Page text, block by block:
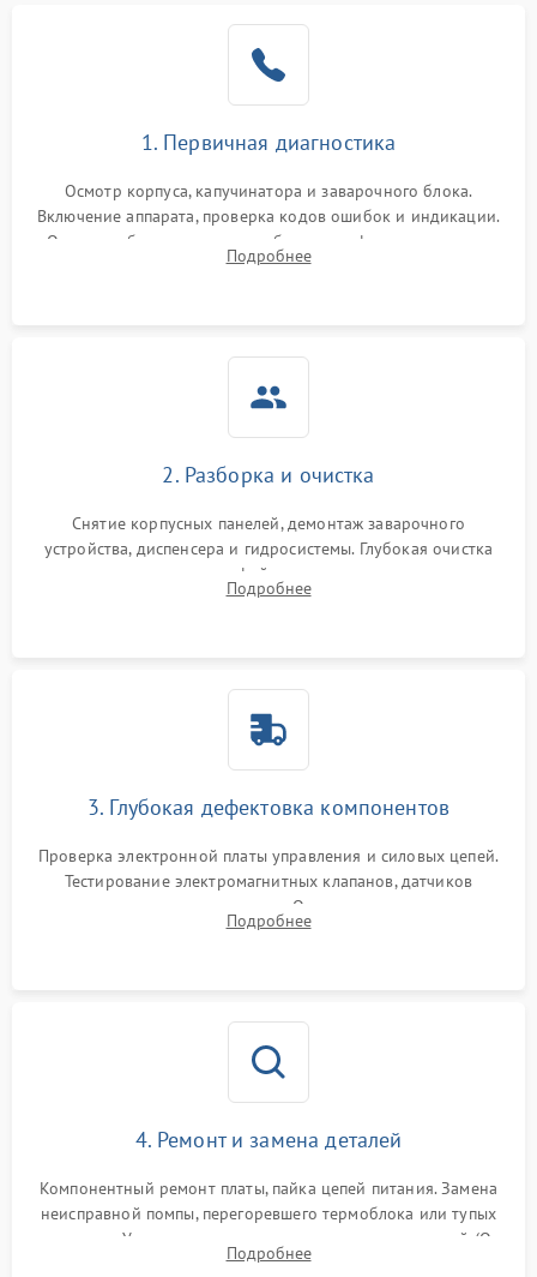
1. Первичная диагностика
Осмотр корпуса, капучинатора и заварочного блока.
Включение аппарата, проверка кодов ошибок и индикации.
Оценка работы помпы, термоблока и кофемолки на слух.
Измерение температуры и давления воды для выявления
Подробнее
2. Разборка и очистка
Снятие корпусных панелей, демонтаж заварочного
устройства, диспенсера и гидросистемы. Глубокая очистка
внутренних узлов от кофейных масел, жмыха и накипи.
Промывка дренажных каналов и фильтров с использованием
Подробнее
3. Глубокая дефектовка компонентов
Проверка электронной платы управления и силовых цепей.
Тестирование электромагнитных клапанов, датчиков
температуры и расходомера. Оценка степени износа
жерновов кофемолки, уплотнительных колец гидросистемы
Подробнее
4. Ремонт и замена деталей
Компонентный ремонт платы, пайка цепей питания. Замена
неисправной помпы, перегоревшего термоблока или тупых
жерновов. Установка новых силиконовых уплотнителей (O-
ring) и тефлоновых трубок для надежного устранения
Подробнее